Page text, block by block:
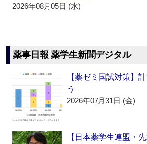
2026年08月05日 (水)
薬事日報 薬学生新聞デジタル
【薬ゼミ国試対策】
う
2026年07月31日 (金)
【日本薬学生連盟・